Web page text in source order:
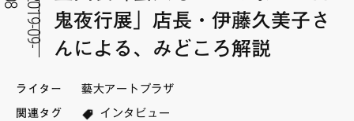
店舗からのお知らせ
公式通販
2
0
1
9
-
0
9
-
0
鬼夜行展」店長・伊藤久美子さ
んによる、みどころ解説
ライター 藝大アートプラザ
関連タグ インタビュー